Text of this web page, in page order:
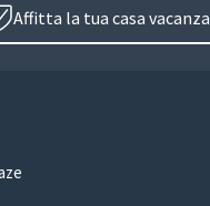
Affitta la tua casa vacanza